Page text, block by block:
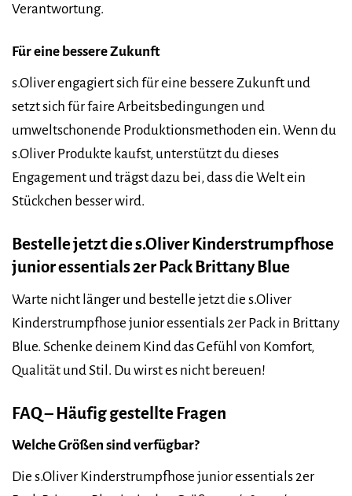
Verantwortung.
Für eine bessere Zukunft
s.Oliver engagiert sich für eine bessere Zukunft und
setzt sich für faire Arbeitsbedingungen und
umweltschonende Produktionsmethoden ein. Wenn du
s.Oliver Produkte kaufst, unterstützt du dieses
Engagement und trägst dazu bei, dass die Welt ein
Stückchen besser wird.
Bestelle jetzt die s.Oliver Kinderstrumpfhose
junior essentials 2er Pack Brittany Blue
Warte nicht länger und bestelle jetzt die s.Oliver
Kinderstrumpfhose junior essentials 2er Pack in Brittany
Blue. Schenke deinem Kind das Gefühl von Komfort,
Qualität und Stil. Du wirst es nicht bereuen!
FAQ – Häufig gestellte Fragen
Welche Größen sind verfügbar?
Die s.Oliver Kinderstrumpfhose junior essentials 2er